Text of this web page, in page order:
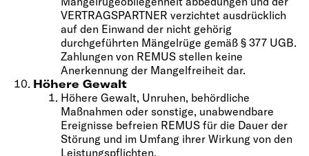
VERTRAGSPARTNER verzichtet ausdrücklich
auf den Einwand der nicht gehörig
durchgeführten Mängelrüge gemäß § 377 UGB.
Zahlungen von REMUS stellen keine
Anerkennung der Mangelfreiheit dar.
Höhere Gewalt
Höhere Gewalt, Unruhen, behördliche
Maßnahmen oder sonstige, unabwendbare
Ereignisse befreien REMUS für die Dauer der
Störung und im Umfang ihrer Wirkung von den
Leistungspflichten.